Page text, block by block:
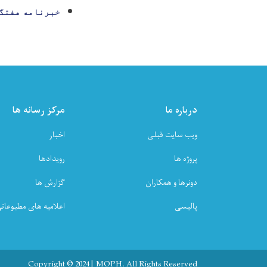
خبرنامه
درباره ما
ویب سایت قبلی
پروژه ها
دونرها و همکاران
پالیسی
مرکز رسانه ها
اخبار
رویدادها
گزارش ها
اعلامیه های